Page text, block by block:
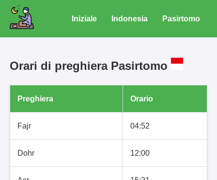
Iniziale Indonesia Pasirtomo
Orari di preghiera Pasirtomo
Preghiera Orario
Fajr 04:52
Dohr 12:00